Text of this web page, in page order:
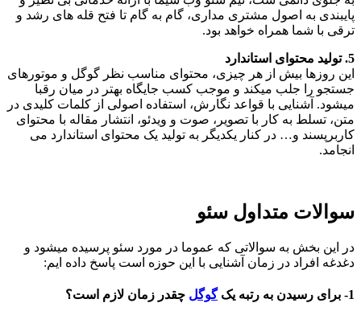
پایبندی به اصول مشتری مداری، گام به گام تا فتح قله های رشد و
ترقی با شما همراه خواهد بود.
5. تولید محتوای استاندارد
این روزها بیش از هر چیزی، محتوای مناسب نظر گوگل و موتورهای
جستجو را جلب میکند و موجب کسب جایگاه بهتر در میان رقبا
میشود. آشنایی با قواعد نگارش، استفاده اصولی از کلمات کلیدی در
متن، تسلط به کار با تصویر، صوت و ویدئو، انتشار مقاله با محتوای
کاربرپسند و… در کنار یکدیگر به تولید یک محتوای استاندارد می
انجامد.
سوالات متداول سئو
در این بخش به سوالاتی که عموما در مورد سئو پرسیده میشود و
دغدغه افراد در زمان آشنایی با این حوزه است پاسخ داده ایم:
1- برای رسیدن به رتبه یک گوگل چقدر زمان لازم است؟